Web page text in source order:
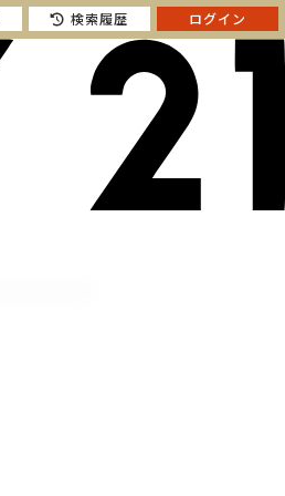
検索履歴 ログイン